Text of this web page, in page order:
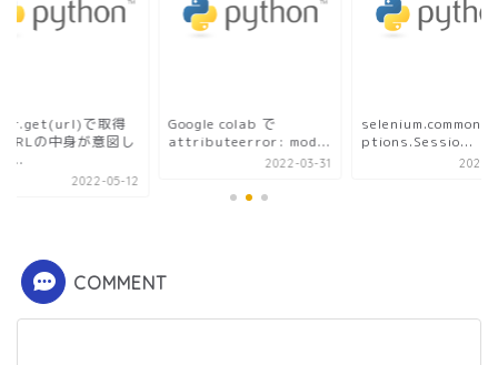
で取得
URLの中身が意図し
2022-05-12
Google colab で
attributeerror: mod...
2022-03-31
ptions.Sessio...
2020-
COMMENT